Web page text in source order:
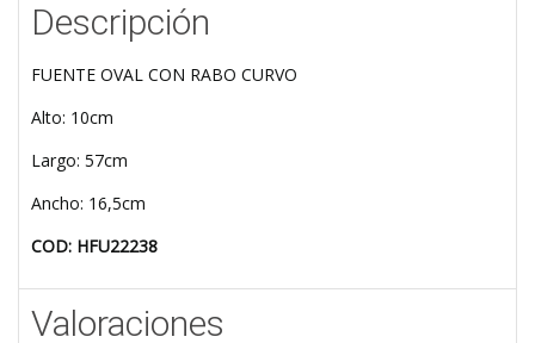
Descripción
FUENTE OVAL CON RABO CURVO
Alto: 10cm
Largo: 57cm
Ancho: 16,5cm
COD: HFU22238
Valoraciones